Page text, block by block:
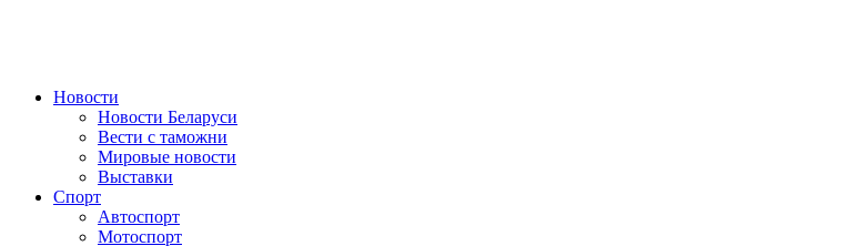
Сайт про автомобили
Новости
Новости Беларуси
Вести с таможни
Мировые новости
Выставки
Спорт
Автоспорт
Мотоспорт